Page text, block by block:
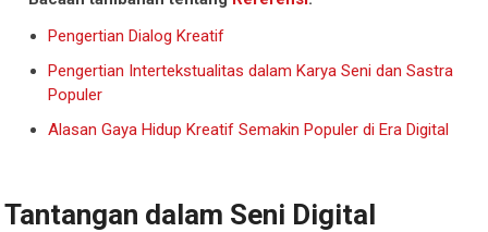
Pengertian Dialog Kreatif
Pengertian Intertekstualitas dalam Karya Seni dan Sastra
Populer
Alasan Gaya Hidup Kreatif Semakin Populer di Era Digital
Tantangan dalam Seni Digital